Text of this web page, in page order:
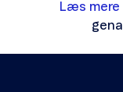
Læs mere